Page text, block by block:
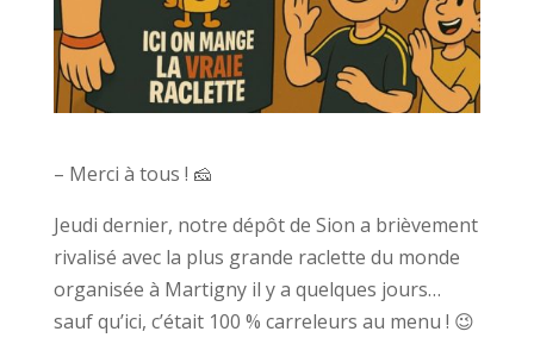
– Merci à tous ! 🧀
Jeudi dernier, notre dépôt de Sion a brièvement
rivalisé avec la plus grande raclette du monde
organisée à Martigny il y a quelques jours…
sauf qu’ici, c’était 100 % carreleurs au menu ! 😉